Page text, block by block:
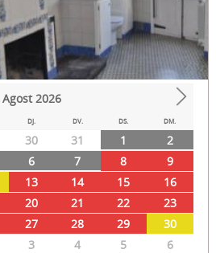
Next
Agost 2026
DJ. DV. DS. DM.
30 31 1
2
6 7 8
9
13 14 15
16
20 21 22
23
27 28 29
30
3 4 5 6